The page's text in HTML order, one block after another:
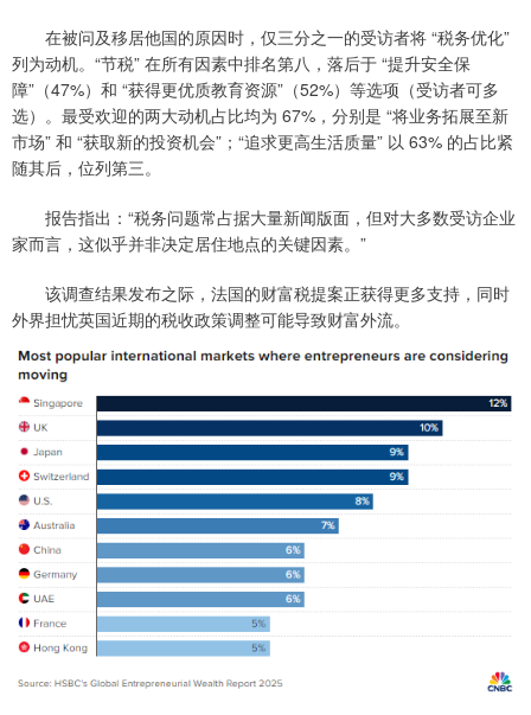
在被问及移居他国的原因时，仅三分之一的受访者将 “税务优化”
列为动机。“节税” 在所有因素中排名第八，落后于 “提升安全保
障”（47%）和 “获得更优质教育资源”（52%）等选项（受访者可多
选）。最受欢迎的两大动机占比均为 67%，分别是 “将业务拓展至新
市场” 和 “获取新的投资机会”；“追求更高生活质量” 以 63% 的占比紧
随其后，位列第三。
报告指出：“税务问题常占据大量新闻版面，但对大多数受访企业
家而言，这似乎并非决定居住地点的关键因素。”
该调查结果发布之际，法国的财富税提案正获得更多支持，同时
外界担忧英国近期的税收政策调整可能导致财富外流。